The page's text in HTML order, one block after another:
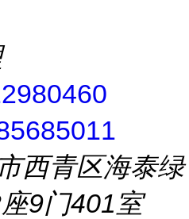
西青区海泰绿
9门401室